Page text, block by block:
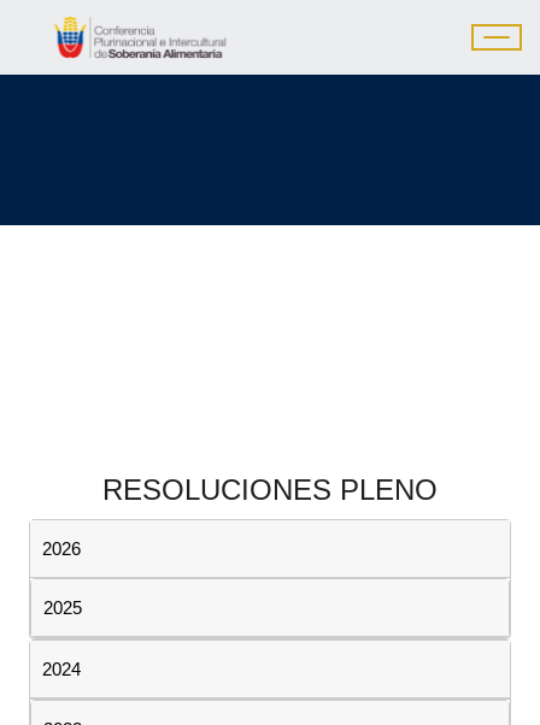
RESOLUCIONES PLENO
2026
2025
2024